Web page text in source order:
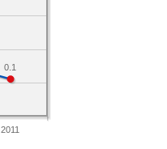
2011
0.1